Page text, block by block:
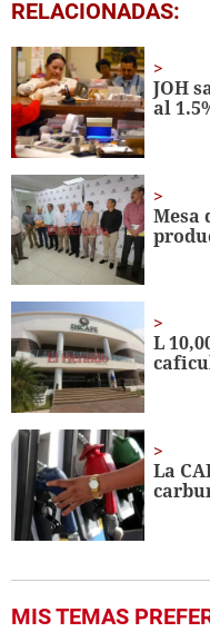
0
seconds
1
minute,
1
second
RELACIONADAS:
JOH
al
Mesa
L
La
MIS TEMAS